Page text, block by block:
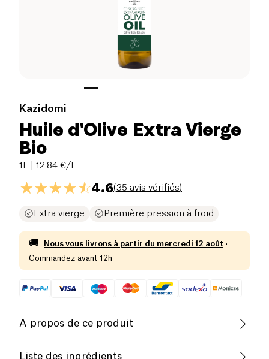
Kazidomi
Huile d'Olive Extra Vierge
Bio
1L | 12.84 €/L
4.6(35 avis vérifiés)
Extra vierge Première pression à froid
🚚 Nous vous livrons à partir du mercredi 12 août ·
Commandez avant 12h
A propos de ce produit
Vegan Sans gluten (ingrédients)
Liste des ingrédients